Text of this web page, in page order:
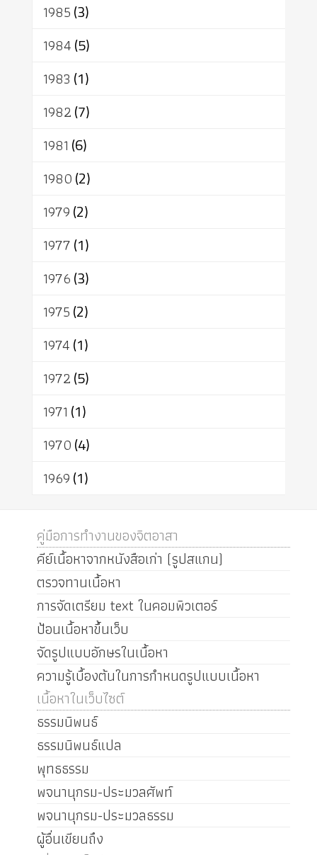
1985(3)
1984(5)
1983 (1)
1982(7)
1981 (6)
1980(2)
1979(2)
1977(1)
1976(3)
1975(2)
1974(1)
1972(5)
1971 (1)
1970(4)
1969(1)
คู่มือการทำงานของจิตอาสา
คีย์เนื้อหาจากหนังสือเก่า (รูปสแกน)
ตรวจทานเนื้อหา
การจัดเตรียม text ในคอมพิวเตอร์
ป้อนเนื้อหาขึ้นเว็บ
จัดรูปแบบอักษรในเนื้อหา
ความรู้เบื้องต้นในการกำหนดรูปแบบเนื้อหา
เนื้อหาในเว็บไซต์
ธรรมนิพนธ์
ธรรมนิพนธ์แปล
พุทธธรรม
พจนานุกรม-ประมวลศัพท์
พจนานุกรม-ประมวลธรรม
ผู้อื่นเขียนถึง